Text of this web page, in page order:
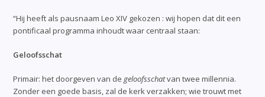
“Hij heeft als pausnaam Leo XIV gekozen : wij hopen dat dit een
pontificaal programma inhoudt waar centraal staan:
Geloofsschat
Primair: het doorgeven van degeloofsschatvan twee millennia.
Zonder een goede basis, zal de kerk verzakken; wie trouwt met